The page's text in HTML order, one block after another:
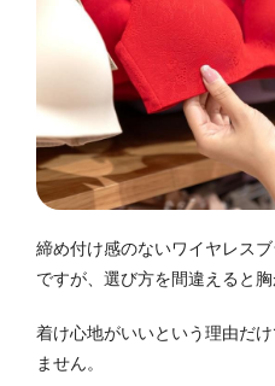
締め付け感のないワイヤレス
ですが、選び方を間違えると
着け心地がいいという理由だ
ません。